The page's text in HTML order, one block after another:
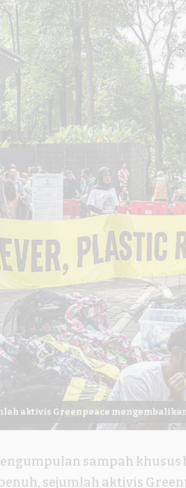
aktivis Greenpeace
sampah khusus
sejumlah aktivis